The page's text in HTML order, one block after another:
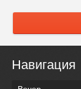
Навигация